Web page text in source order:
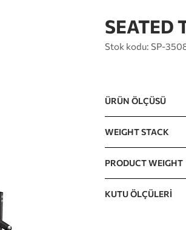
SEATED
Stok kodu: SP-
ÜRÜN ÖLÇÜSÜ
WEIGHT STACK
The incremental
PRODUCT WEIGHT
KUTU ÖLÇÜLERİ